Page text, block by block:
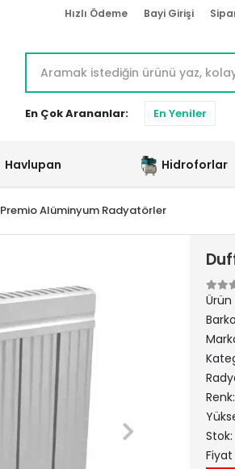
Hızlı Ödeme Bayi Girişi
En Çok Arananlar: En Yeniler
Havlupan Hidroforlar
Premio Alüminyum Radyatörler
Ürün
Renk:
Stok:
Fiyat